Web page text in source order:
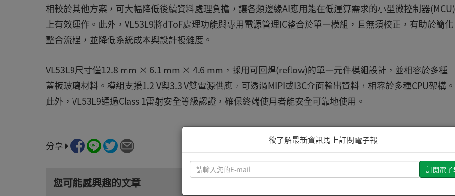
相較於其他方案，可大幅降低後續資料處理負擔，讓各類邊緣AI應用能在低運算需求的小型微控制器(MCU)
上有效運作。此外，VL53L9將dToF處理功能與專用電源管理IC整合於單一模組，且無須校正，有助於簡化
整合流程，並降低系統成本與設計複雜度。
VL53L9尺寸僅12.8 mm × 6.1 mm × 4.6 mm，採用可回焊(reflow)的單一元件模組設計，並相容於多種
蓋板玻璃材料。模組支援1.2 V與3.3 V雙電源供應，可透過MIPI或I3C介面輸出資料，相容於多種CPU架構。
此外，VL53L9通過Class 1雷射安全等級認證，確保終端使用者能安全可靠地使用。
分享
您可能感興趣的文章
欲了解最新資訊馬上訂閱電子報
輸